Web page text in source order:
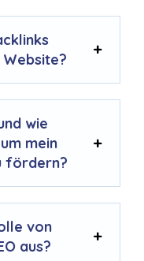
wie
mein
fördern?
von
aus?